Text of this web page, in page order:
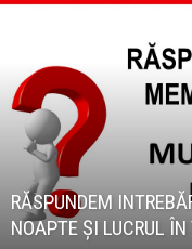
RĂSPUNDEM
NOAPTE ȘI LUCRUL ÎN